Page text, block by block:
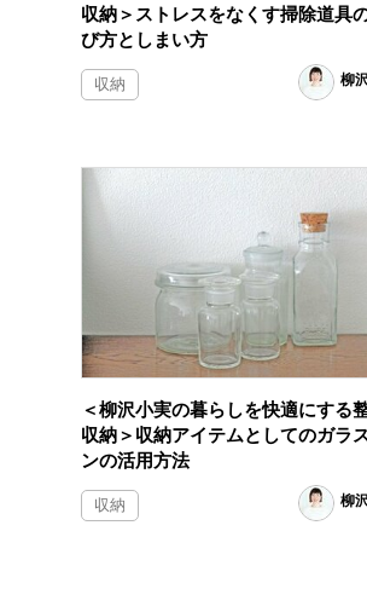
収納＞ストレスをなくす掃除道具
び方としまい方
収納 柳
＜柳沢小実の暮らしを快適にする
収納＞収納アイテムとしてのガラ
ンの活用方法
収納 柳